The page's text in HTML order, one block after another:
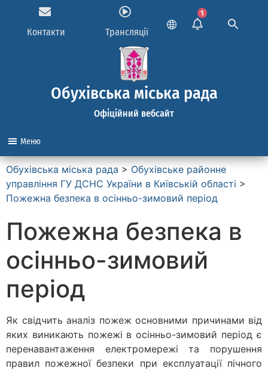
Контакти Трансляції
1
Обухівська міська рада
Офіційний вебсайт
Меню
Обухівська міська рада > Обухівське районне
управління ГУ ДСНС України в Київській області >
Пожежна безпека в осінньо-зимовий період
Пожежна безпека в
осінньо-зимовий
період
Як свідчить аналіз пожеж основними причинами від
яких виникають пожежі в осінньо-зимовий період є
перенавантаження електромережі та порушення
правил пожежної безпеки при експлуатації пічного